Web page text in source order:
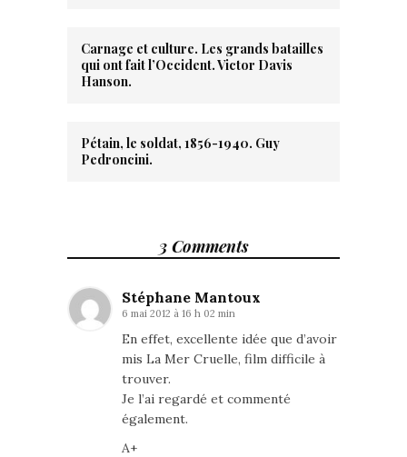
Carnage et culture. Les grands batailles
qui ont fait l’Occident. Victor Davis
Hanson.
Pétain, le soldat, 1856-1940. Guy
Pedroncini.
3 Comments
Stéphane Mantoux
6 mai 2012 à 16 h 02 min
En effet, excellente idée que d’avoir
mis La Mer Cruelle, film difficile à
trouver.
Je l’ai regardé et commenté
également.
A+